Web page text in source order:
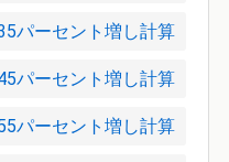
パーセント増し計算
パーセント増し計算
パーセント増し計算